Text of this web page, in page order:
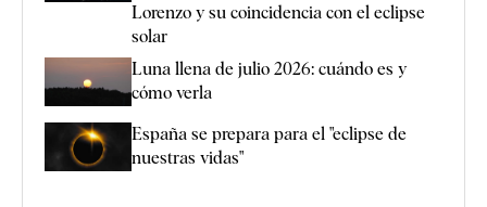
Lorenzo y su coincidencia con el eclipse
solar
Luna llena de julio 2026: cuándo es y
cómo verla
España se prepara para el "eclipse de
nuestras vidas"